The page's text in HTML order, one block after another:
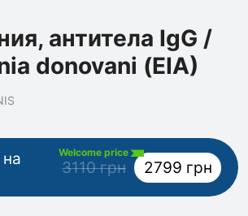
антитела IgG /
donovani (EIA)
Welcome price
3110 грн 2799 грн